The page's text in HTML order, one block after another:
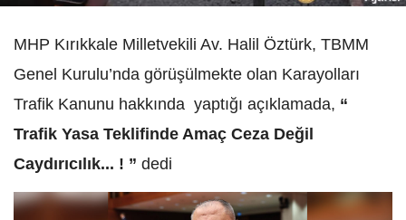
MHP Kırıkkale Milletvekili Av. Halil Öztürk, TBMM
Genel Kurulu’nda görüşülmekte olan Karayolları
Trafik Kanunu hakkında yaptığı açıklamada, “
Trafik Yasa Teklifinde Amaç Ceza Değil
Caydırıcılık... ! ” dedi